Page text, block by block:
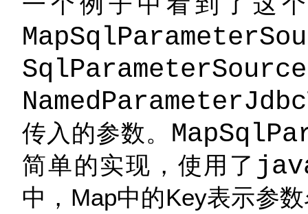
SqlParameterSource
传入的参数。
简单的实现，使用了
中，Map中的Key表示参